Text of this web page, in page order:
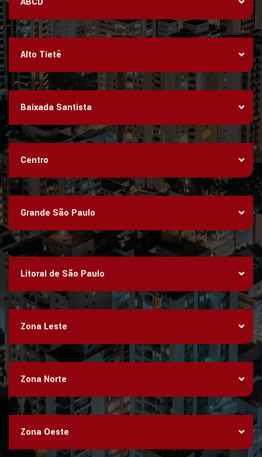
Alto Tietê
Baixada Santista
Centro
Grande São Paulo
Litoral de São Paulo
Zona Leste
Zona Norte
Zona Oeste